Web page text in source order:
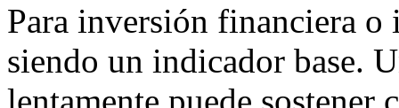
Para inversión financiera
siendo un indicador base.
lentamente puede sostener